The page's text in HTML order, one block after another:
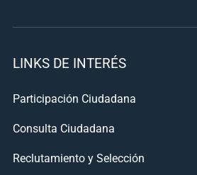
LINKS DE INTERÉS
Participación Ciudadana
Consulta Ciudadana
Reclutamiento y Selección